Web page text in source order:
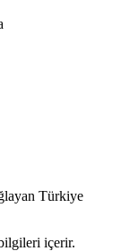
Türkiye
içerir.